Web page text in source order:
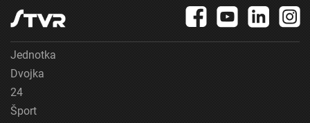
Jednotka
Dvojka
24
Šport